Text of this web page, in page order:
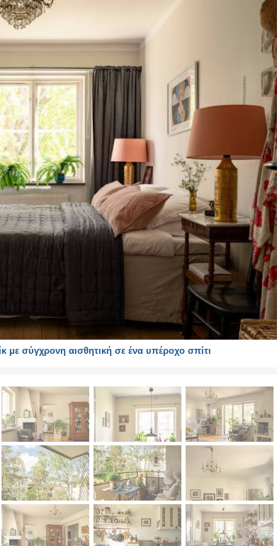
σύγχρονη αισθητική σε ένα υπέροχο σπίτι